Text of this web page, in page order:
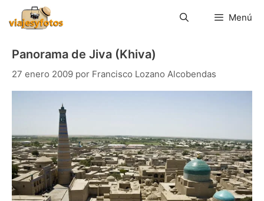
contenido
Menú
Panorama de Jiva (Khiva)
27 enero 2009 por Francisco Lozano Alcobendas